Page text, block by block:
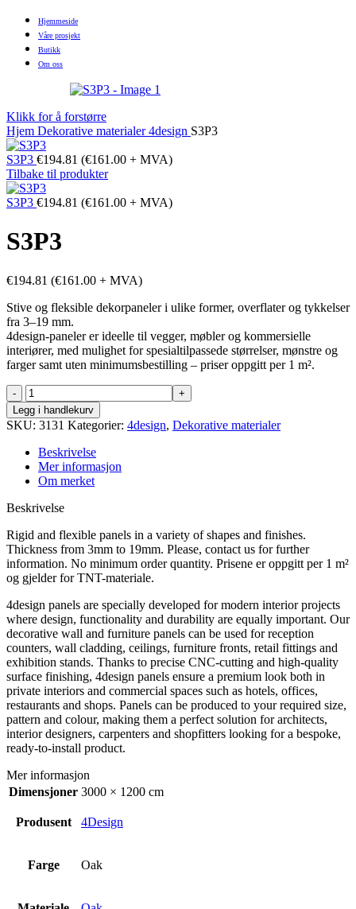
Hjemmeside
Våre prosjekt
Butikk
Om oss
Klikk for å forstørre
Hjem Dekorative materialer4design S3P3
S3P3 €194.81 (€161.00 + MVA)
Tilbake til produkter
S3P3 €194.81 (€161.00 + MVA)
S3P3
€194.81 (€161.00 + MVA)
Stive og fleksible dekorpaneler i ulike former, overflater og tykkelser
fra 3–19 mm.
4design-paneler er ideelle til vegger, møbler og kommersielle
interiører, med mulighet for spesialtilpassede størrelser, mønstre og
farger samt uten minimumsbestilling – priser oppgitt per 1 m².
S3P3
antall
Legg i handlekurv
SKU: 3131 Kategorier: 4design, Dekorative materialer
Beskrivelse
Mer informasjon
Om merket
Beskrivelse
Rigid and flexible panels in a variety of shapes and finishes.
Thickness from 3mm to 19mm. Please, contact us for further
information. No minimum order quantity. Prisene er oppgitt per 1 m²
og gjelder for TNT-materiale.
4design panels are specially developed for modern interior projects
where design, functionality and durability are equally important. Our
decorative wall and furniture panels can be used for reception
counters, wall cladding, ceilings, furniture fronts, retail fittings and
exhibition stands. Thanks to precise CNC-cutting and high-quality
surface finishing, 4design panels ensure a premium look both in
private interiors and commercial spaces such as hotels, offices,
restaurants and shops. Panels can be produced to your required size,
pattern and colour, making them a perfect solution for architects,
interior designers, carpenters and shopfitters looking for a bespoke,
ready-to-install product.
Mer informasjon
Dimensjoner 3000 × 1200 cm
Produsent 4Design
Farge Oak